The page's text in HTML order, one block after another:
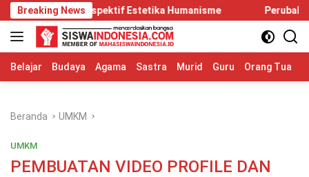
Langsung
ke
konten
Breaking News
Estetika Humanisme Perubahan di PP Nomor 20
Belajar Budaya Agama Sastra Murid Guru Orang Tua
Beranda UMKM
UMKM
PEMBUATAN VIDEO PROFILE DAN